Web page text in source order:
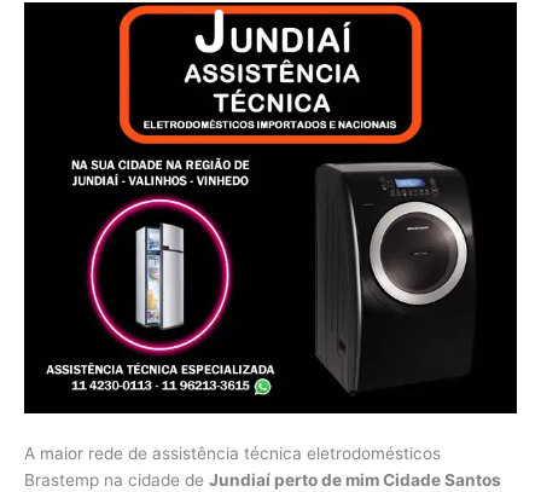
A maior rede de assistência técnica eletrodomésticos
Brastemp na cidade de Jundiaí perto de mim Cidade Santos